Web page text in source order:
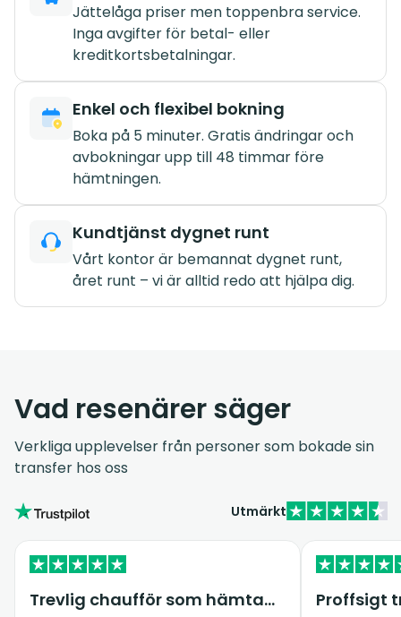
Jättelåga priser men toppenbra service.
Inga avgifter för betal- eller
kreditkortsbetalningar.
Enkel och flexibel bokning
Boka på 5 minuter. Gratis ändringar och
avbokningar upp till 48 timmar före
hämtningen.
Kundtjänst dygnet runt
Vårt kontor är bemannat dygnet runt,
året runt – vi är alltid redo att hjälpa dig.
Vad resenärer säger
Verkliga upplevelser från personer som bokade sin
transfer hos oss
Utmärkt
Trevlig chaufför som hämtade upp oss på… Proffsigt